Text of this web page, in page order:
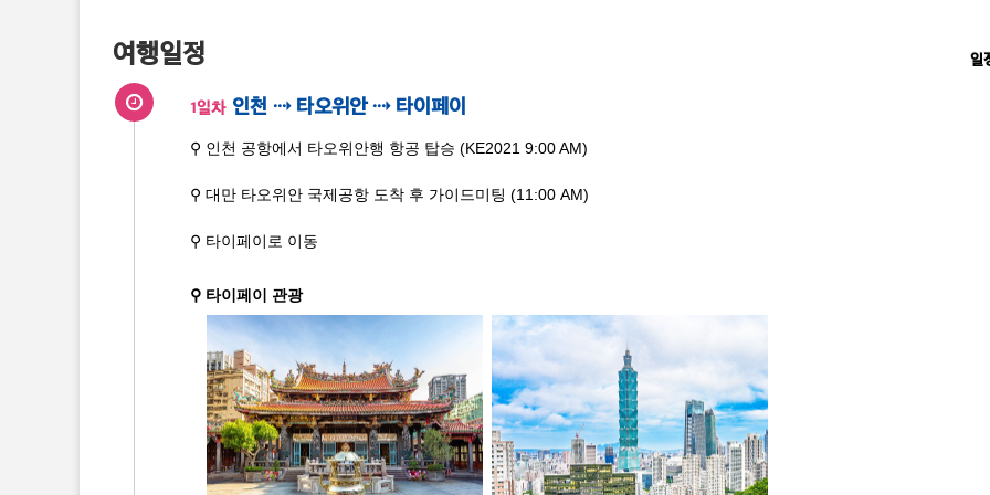
여행일정 일
1일차 인천 ⇢ 타오위안 ⇢ 타이페이
⚲ 인천 공항에서 타오위안행 항공 탑승 (KE2021 9:00 AM)
⚲ 대만 타오위안 국제공항 도착 후 가이드미팅 (11:00 AM)
⚲ 타이페이로 이동
⚲ 타이페이 관광